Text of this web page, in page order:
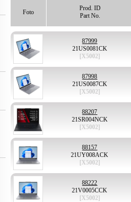
Foto
Prod. ID
Part No.
87999
21US0081CK
[X5002]
87998
21US0087CK
[X5002]
88207
21SR004NCK
[X5002]
88157
21UY008ACK
[X5002]
88222
21V0005CCK
[X5002]